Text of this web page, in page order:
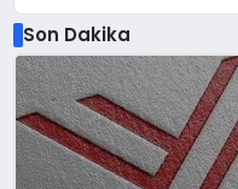
Son Dakika